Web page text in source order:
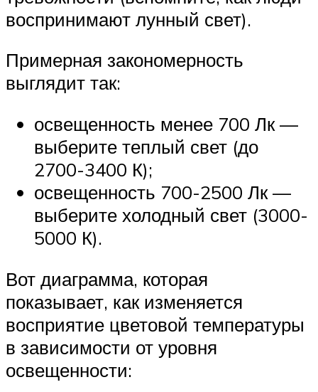
воспринимают лунный свет).
Примерная закономерность
выглядит так:
освещенность менее 700 Лк —
выберите теплый свет (до
2700-3400 К);
освещенность 700-2500 Лк —
выберите холодный свет (3000-
5000 К).
Вот диаграмма, которая
показывает, как изменяется
восприятие цветовой температуры
в зависимости от уровня
освещенности: